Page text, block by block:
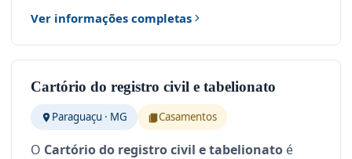
Ver informações completas
Cartório do registro civil e tabelionato
Paraguaçu · MG Casamentos
O Cartório do registro civil e tabelionato é